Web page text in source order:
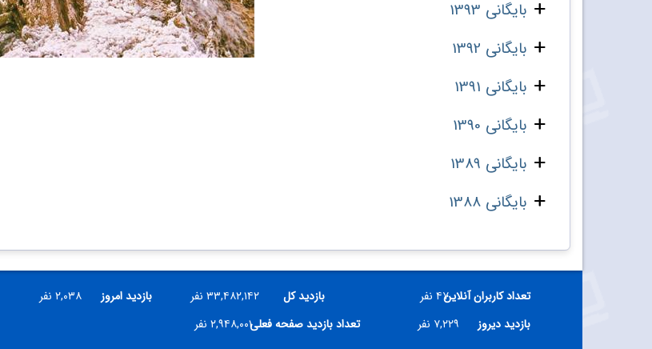
بایگانی 1393
بایگانی 1392
بایگانی 1391
بایگانی 1390
بایگانی 1389
بایگانی 1388
تعداد کاربران آنلاین۴۷ نفر بازدید کل ۳۳,۴۸۲,۱۴۲ نفر بازدید امروز
۲,۰۳۸ نفر
بازدید دیروز
۷,۲۲۹ نفر تعداد بازدید صفحه فعلی۲,۹۴۸,۰۰۱ نفر